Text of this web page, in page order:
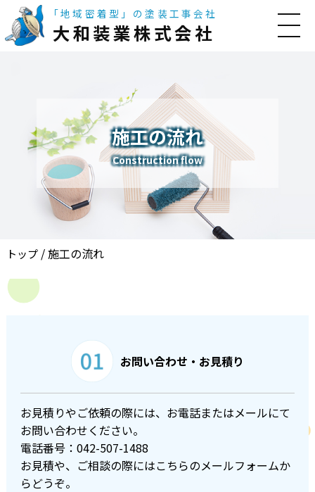
「地域密着型」の塗装工事会社
大和装業株式会社
施工の流れ
Construction flow
トップ/施工の流れ
お問い合わせ・お見積り
お見積りやご依頼の際には、お電話またはメールにて
お問い合わせください。
電話番号： 042-507-1488
お見積や、ご相談の際にはこちらのメールフォームか
らどうぞ。